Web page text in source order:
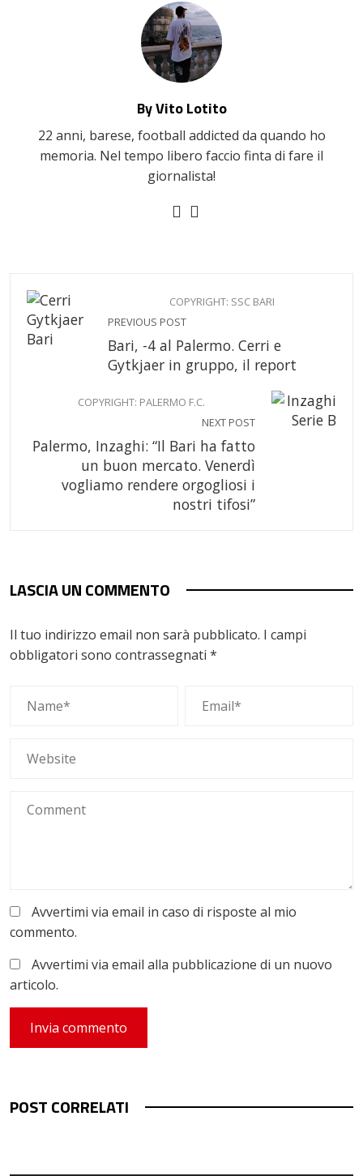
By Vito Lotito
22 anni, barese, football addicted da quando ho
memoria. Nel tempo libero faccio finta di fare il
giornalista!
COPYRIGHT: SSC BARI
PREVIOUS POST
Bari, -4 al Palermo. Cerri e
Gytkjaer in gruppo, il report
COPYRIGHT: PALERMO F.C.
NEXT POST
Palermo, Inzaghi: “Il Bari ha fatto
un buon mercato. Venerdì
vogliamo rendere orgogliosi i
nostri tifosi”
LASCIA UN COMMENTO
Il tuo indirizzo email non sarà pubblicato. I campi
obbligatori sono contrassegnati *
Avvertimi via email in caso di risposte al mio
commento.
Avvertimi via email alla pubblicazione di un nuovo
articolo.
POST CORRELATI